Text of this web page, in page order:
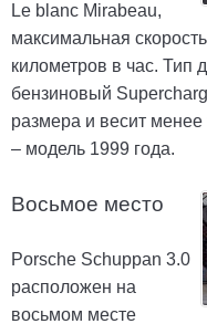
Le blanc Mirabeau,
максимальная
километров в час. Тип
бензиновый
размера и весит
– модель 1999 года.
Восьмое место
Porsche Schuppan 3.0
расположен на
восьмом месте